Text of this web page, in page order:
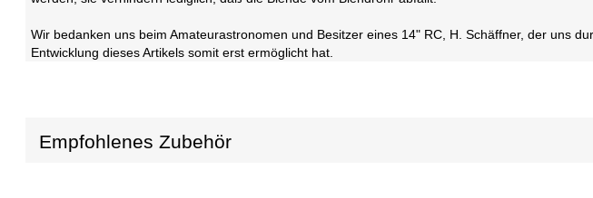
Wir bedanken uns beim Amateurastronomen und Besitzer eines 14" RC, H. Schäffner, der uns
Entwicklung dieses Artikels somit erst ermöglicht hat.
Empfohlenes Zubehör